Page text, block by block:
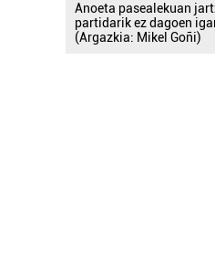
Anoeta pasealekuan
partidarik ez dagoen
(Argazkia: Mikel Goñi)